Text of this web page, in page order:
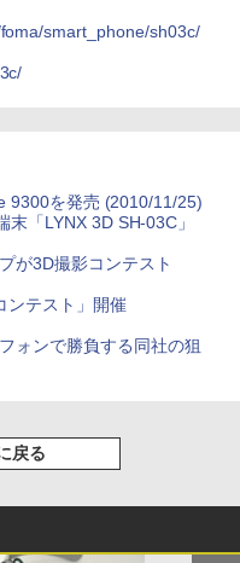
smart_phone/sh03c/
9300を発売 (2010/11/25)
「LYNX 3D SH-03C」
が3D撮影コンテスト
ンテスト」開催
ォンで勝負する同社の狙
戻る